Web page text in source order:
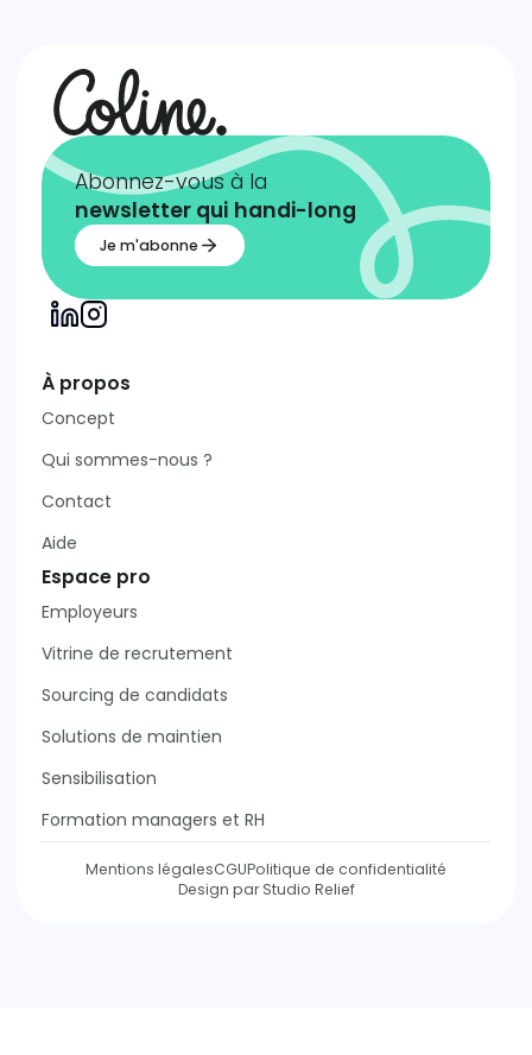
Abonnez-vous à la
newsletter qui handi-long
Je m'abonne
À propos
Concept
Qui sommes-nous ?
Contact
Aide
Espace pro
Employeurs
Vitrine de recrutement
Sourcing de candidats
Solutions de maintien
Sensibilisation
Formation managers et RH
Mentions légalesCGUPolitique de confidentialité
Design par Studio Relief